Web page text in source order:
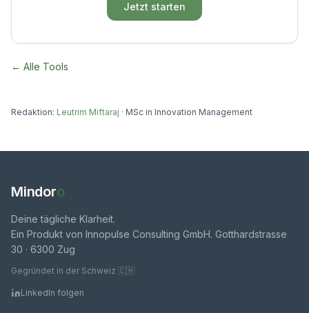
Jetzt starten
← Alle Tools
Redaktion: Leutrim Miftaraj · MSc in Innovation Management
Mindoro
Deine tägliche Klarheit.
Ein Produkt von Innopulse Consulting GmbH. Gotthardstrasse
30 · 6300 Zug
Gegründet in der Schweiz 🇨🇭
LinkedIn folgen